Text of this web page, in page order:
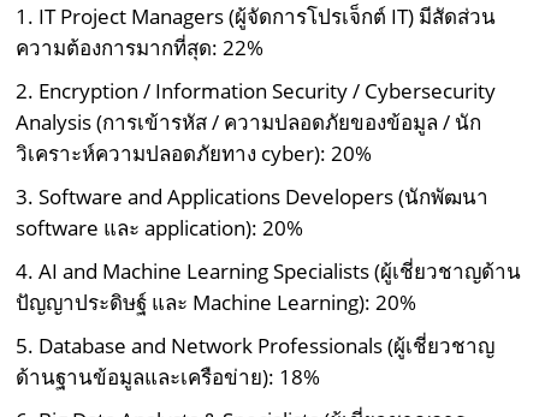
1. IT Project Managers (ผู้จัดการโปรเจ็กต์ IT) มีสัดส่วน
ความต้องการมากที่สุด: 22%
2. Encryption / Information Security / Cybersecurity
Analysis (การเข้ารหัส / ความปลอดภัยของข้อมูล / นัก
วิเคราะห์ความปลอดภัยทาง cyber): 20%
3. Software and Applications Developers (นักพัฒนา
software และ application): 20%
4. AI and Machine Learning Specialists (ผู้เชี่ยวชาญด้าน
ปัญญาประดิษฐ์ และ Machine Learning): 20%
5. Database and Network Professionals (ผู้เชี่ยวชาญ
ด้านฐานข้อมูลและเครือข่าย): 18%